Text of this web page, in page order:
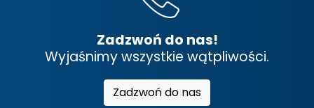
Zadzwoń do nas!
Wyjaśnimy wszystkie wątpliwości.
Zadzwoń do nas